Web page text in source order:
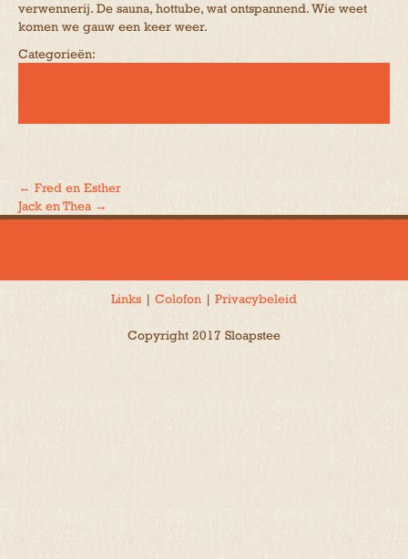
Activiteiten
Contact
verwennerij. De sauna, hottube, wat ontspannend. Wie weet
komen we gauw een keer weer.
Categorieën:
Bericht
← Fred en Esther
Jack en Thea →
Links | Colofon | Privacybeleid
Copyright 2017 Sloapstee